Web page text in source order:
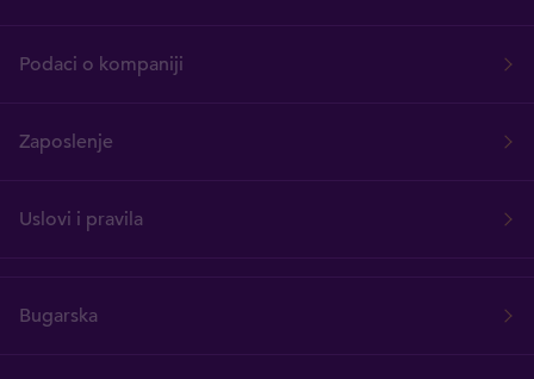
Podaci o kompaniji
Zaposlenje
Uslovi i pravila
Bugarska